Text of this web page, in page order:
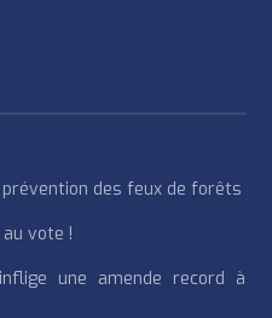
prévention des feux de forêts
vote !
une amende record à